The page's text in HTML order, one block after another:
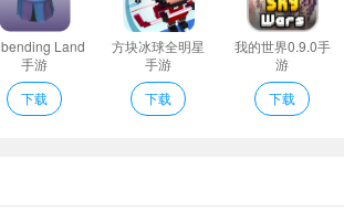
从而完成更多的竞技任务。
吸取经验这样才能从容面对后面难度更大的挑
的方向并找到最合适的角度启动弹射;
戏的乐趣！
Land
手游
下载
方块冰球全明星
手游
下载
我的世界0.9.0手
游
下载